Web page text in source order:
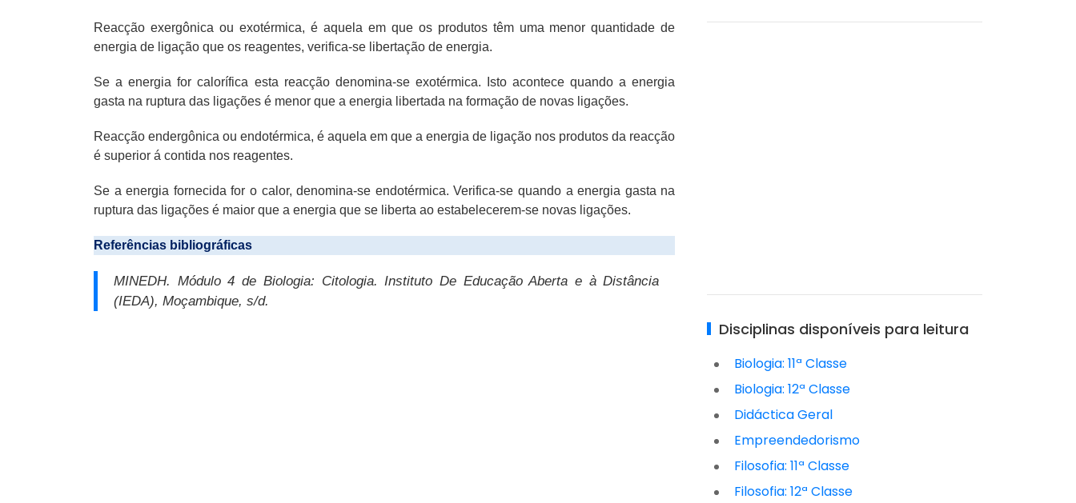
Reacção exergônica ou exotérmica, é aquela em que os produtos têm uma menor quantidade de
energia de ligação que os reagentes, verifica-se libertação de energia.
Se a energia for calorífica esta reacção denomina-se exotérmica. Isto acontece quando a energia
gasta na ruptura das ligações é menor que a energia libertada na formação de novas ligações.
Reacção endergônica ou endotérmica, é aquela em que a energia de ligação nos produtos da reacção
é superior á contida nos reagentes.
Se a energia fornecida for o calor, denomina-se endotérmica. Verifica-se quando a energia gasta na
ruptura das ligações é maior que a energia que se liberta ao estabelecerem-se novas ligações.
Referências bibliográficas
MINEDH. Módulo 4 de Biologia: Citologia. Instituto De Educação Aberta e à Distância
(IEDA), Moçambique, s/d.
Disciplinas disponíveis para leitura
Biologia: 11ª Classe
Biologia: 12ª Classe
Didáctica Geral
Empreendedorismo
Filosofia: 11ª Classe
Filosofia: 12ª Classe